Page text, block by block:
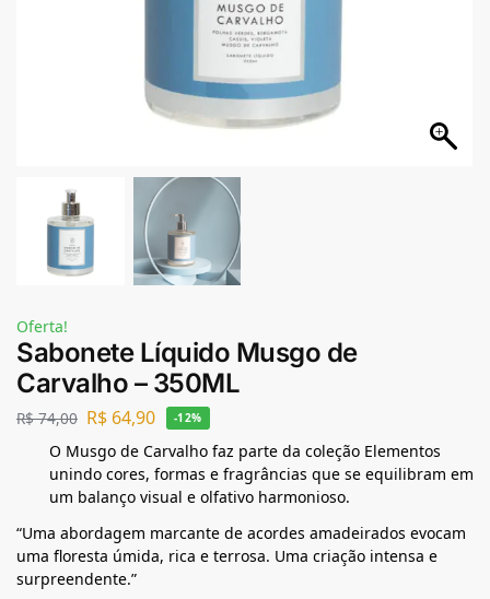
Oferta!
Sabonete Líquido Musgo de
Carvalho – 350ML
R$74,00 R$ 64,90 -12%
O Musgo de Carvalho faz parte da coleção Elementos
unindo cores, formas e fragrâncias que se equilibram em
um balanço visual e olfativo harmonioso.
“Uma abordagem marcante de acordes amadeirados evocam
uma floresta úmida, rica e terrosa. Uma criação intensa e
surpreendente.”